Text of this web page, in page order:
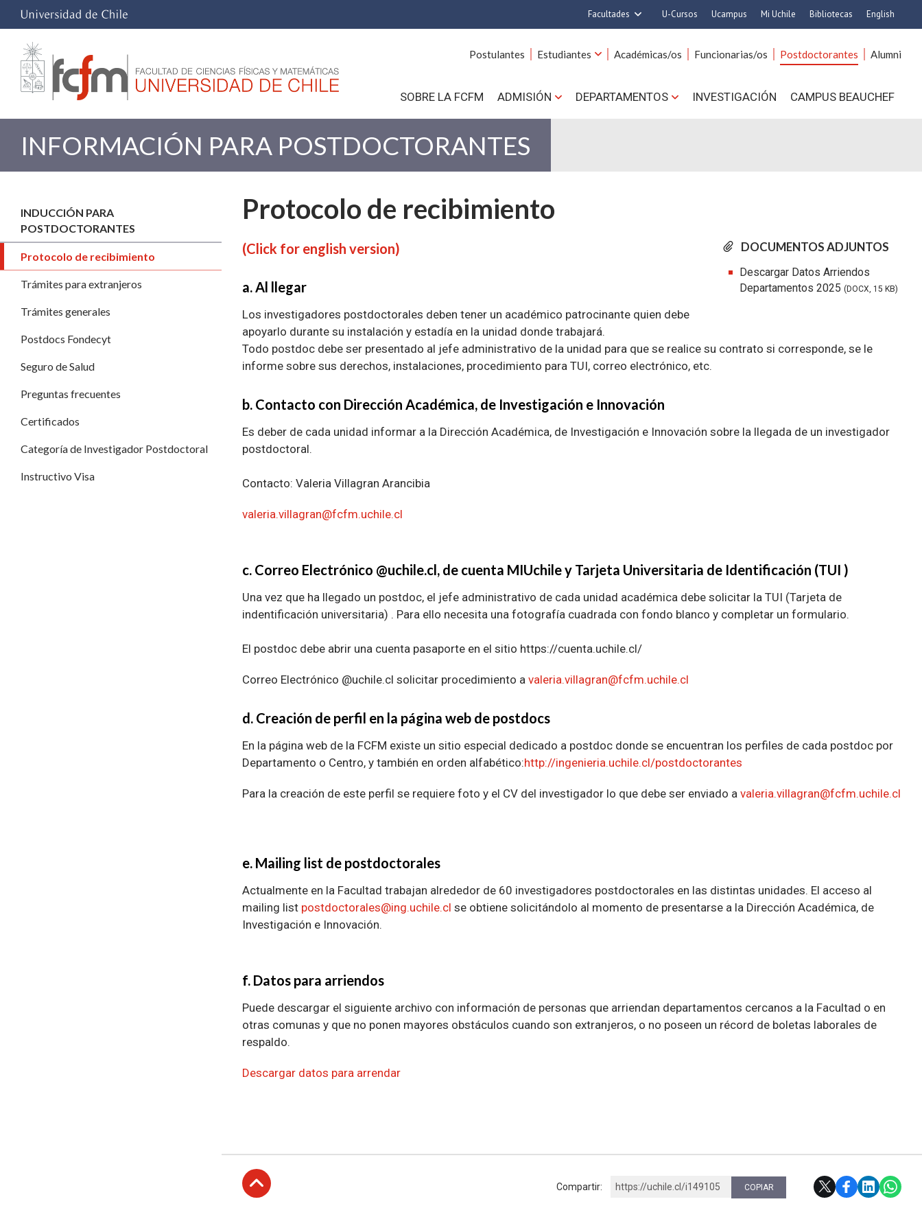
Facultades
Ciencias
Cs. Agronómicas
U-Cursos Ucampus Mi Uchile Bibliotecas English
Postulantes Estudiantes Académicas/os Funcionarias/os Postdoctorantes Alumni
SOBRE LA FCFM ADMISIÓN DEPARTAMENTOS INVESTIGACIÓN CAMPUS BEAUCHEF
INFORMACIÓN PARA POSTDOCTORANTES
INDUCCIÓN PARA
POSTDOCTORANTES
Protocolo de recibimiento
Trámites para extranjeros
Trámites generales
Postdocs Fondecyt
Seguro de Salud
Preguntas frecuentes
Certificados
Categoría de Investigador Postdoctoral
Instructivo Visa
Protocolo de recibimiento
DOCUMENTOS ADJUNTOS
Descargar Datos Arriendos
Departamentos 2025 (DOCX, 15 KB)
(Click for english version)
a. Al llegar
Los investigadores postdoctorales deben tener un académico patrocinante quien debe
apoyarlo durante su instalación y estadía en la unidad donde trabajará.
Todo postdoc debe ser presentado al jefe administrativo de la unidad para que se realice su contrato si corresponde, se le
informe sobre sus derechos, instalaciones, procedimiento para TUI, correo electrónico, etc.
b. Contacto con Dirección Académica, de Investigación e Innovación
Es deber de cada unidad informar a la Dirección Académica, de Investigación e Innovación sobre la llegada de un investigador
postdoctoral.
Contacto: Valeria Villagran Arancibia
valeria.villagran@fcfm.uchile.cl
c. Correo Electrónico @uchile.cl, de cuenta MIUchile y Tarjeta Universitaria de Identificación (TUI )
Una vez que ha llegado un postdoc, el jefe administrativo de cada unidad académica debe solicitar la TUI (Tarjeta de
indentificación universitaria) . Para ello necesita una fotografía cuadrada con fondo blanco y completar un formulario.
El postdoc debe abrir una cuenta pasaporte en el sitio https://cuenta.uchile.cl/
Correo Electrónico @uchile.cl solicitar procedimiento a valeria.villagran@fcfm.uchile.cl
d. Creación de perfil en la página web de postdocs
En la página web de la FCFM existe un sitio especial dedicado a postdoc donde se encuentran los perfiles de cada postdoc por
Departamento o Centro, y también en orden alfabético:http://ingenieria.uchile.cl/postdoctorantes
Para la creación de este perfil se requiere foto y el CV del investigador lo que debe ser enviado a valeria.villagran@fcfm.uchile.cl
e. Mailing list de postdoctorales
Actualmente en la Facultad trabajan alrededor de 60 investigadores postdoctorales en las distintas unidades. El acceso al
mailing list postdoctorales@ing.uchile.cl se obtiene solicitándolo al momento de presentarse a la Dirección Académica, de
Investigación e Innovación.
f. Datos para arriendos
Puede descargar el siguiente archivo con información de personas que arriendan departamentos cercanos a la Facultad o en
otras comunas y que no ponen mayores obstáculos cuando son extranjeros, o no poseen un récord de boletas laborales de
respaldo.
Descargar datos para arrendar
Compartir: https://uchile.cl/i149105 COPIAR